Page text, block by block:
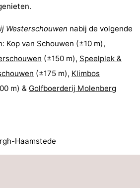
Westerschouwen nabij de volgende
Kop van Schouwen (±10 m),
(±150 m), Speelplek &
(±175 m), Klimbos
m) & Golfboerderij Molenberg
Haamstede